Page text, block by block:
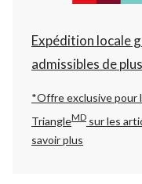
Expédition locale
admissibles de
*Offre exclusive pour
TriangleMD sur les
savoir plus